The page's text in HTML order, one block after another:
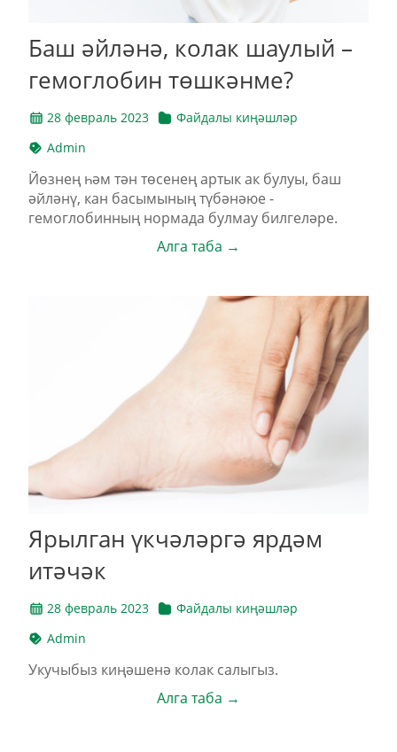
Баш әйләнә, колак шаулый –
гемоглобин төшкәнме?
28 февраль 2023
Файдалы киңәшләр
Admin
Йөзнең һәм тән төсенең артык ак булуы, баш
әйләнү, кан басымының түбәнәюе -
гемоглобинның нормада булмау билгеләре.
Алга таба →
Ярылган үкчәләргә ярдәм
итәчәк
28 февраль 2023
Файдалы киңәшләр
Admin
Укучыбыз киңәшенә колак салыгыз.
Алга таба →